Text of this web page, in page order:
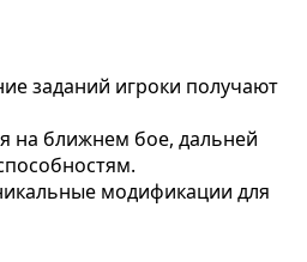
заданий игроки получают
на ближнем бое, дальней
модификации для